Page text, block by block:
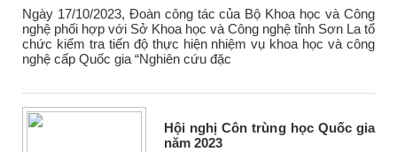
Ngày 17/10/2023, Đoàn công tác của Bộ Khoa học và Công
nghệ phối hợp với Sở Khoa học và Công nghệ tỉnh Sơn La tổ
chức kiểm tra tiến độ thực hiện nhiệm vụ khoa học và công
nghệ cấp Quốc gia “Nghiên cứu đặc
Hội nghị Côn trùng học Quốc gia
năm 2023